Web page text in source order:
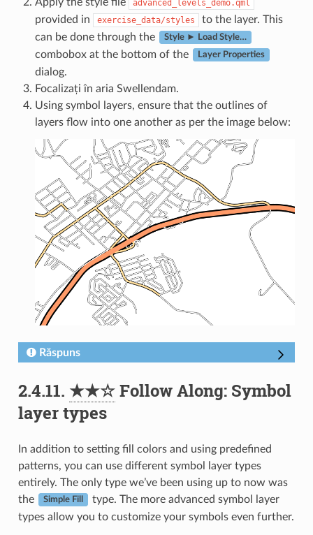
advanced_levels_demo.qml
provided in exercise_data/styles
to the layer. This
can be done through the
Style ► Load Style…
combobox at the bottom of the Layer Properties
dialog.
Focalizați în aria Swellendam.
Using symbol layers, ensure that the outlines of
layers flow into one another as per the image below:
Răspuns
2.4.11. ★★☆Follow Along: Symbol
layer types
In addition to setting fill colors and using predefined
patterns, you can use different symbol layer types
entirely. The only type we’ve been using up to now was
the
Simple Fill
type. The more advanced symbol layer
types allow you to customize your symbols even further.